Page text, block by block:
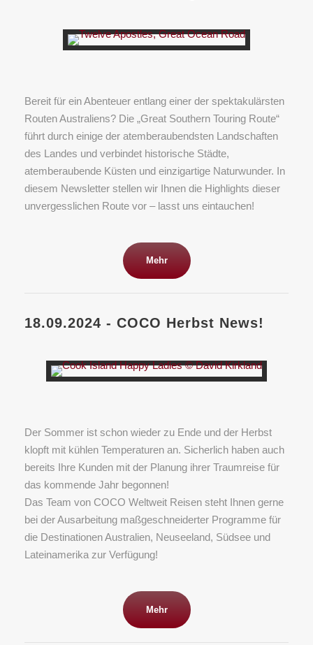
Bereit für ein Abenteuer entlang einer der spektakulärsten
Routen Australiens? Die „Great Southern Touring Route“
führt durch einige der atemberaubendsten Landschaften
des Landes und verbindet historische Städte,
atemberaubende Küsten und einzigartige Naturwunder. In
diesem Newsletter stellen wir Ihnen die Highlights dieser
unvergesslichen Route vor – lasst uns eintauchen!
Mehr
18.09.2024 - COCO Herbst News!
Der Sommer ist schon wieder zu Ende und der Herbst
klopft mit kühlen Temperaturen an. Sicherlich haben auch
bereits Ihre Kunden mit der Planung ihrer Traumreise für
das kommende Jahr begonnen!
Das Team von COCO Weltweit Reisen steht Ihnen gerne
bei der Ausarbeitung maßgeschneiderter Programme für
die Destinationen Australien, Neuseeland, Südsee und
Lateinamerika zur Verfügung!
Mehr